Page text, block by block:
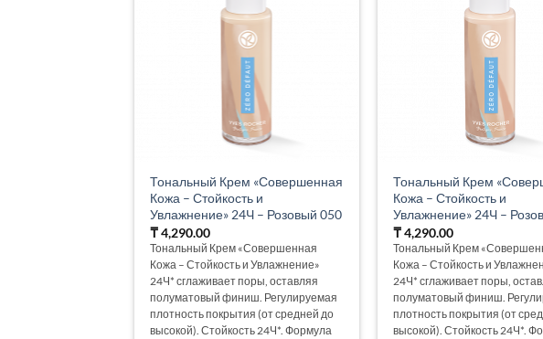
Тональный Крем «Совершенная
Кожа – Стойкость и
Увлажнение» 24Ч – Розовый 050
₸4,290.00
Тональный Крем «Совершенная
Кожа – Стойкость и Увлажнение»
24Ч* сглаживает поры, оставляя
полуматовый финиш. Регулируемая
плотность покрытия (от средней до
высокой). Стойкость 24Ч*. Формула
Тональный Крем
Кожа – Стойкость и
Увлажнение» 24Ч –
₸4,290.00
Тональный Крем
Кожа – Стойкость и
24Ч* сглаживает поры,
полуматовый финиш.
плотность покрытия (от
высокой). Стойкость 24Ч*.